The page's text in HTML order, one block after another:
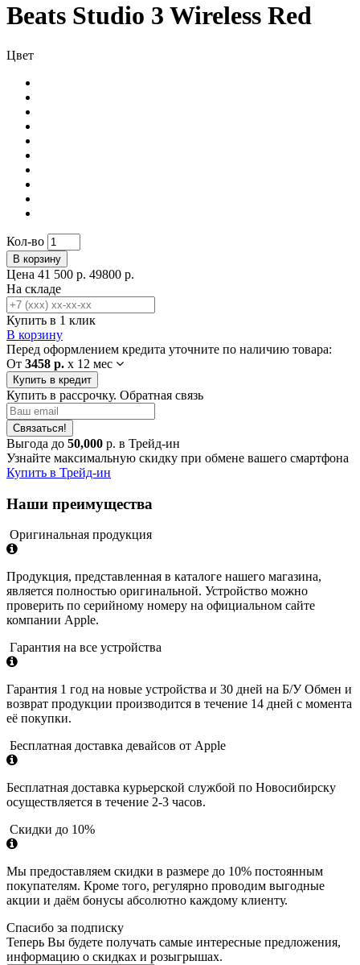
Beats Studio 3 Wireless Red
Цвет
Кол-во
В корзину
Цена 41 500 р. 49800 р.
На складе
Купить в 1 клик
В корзину
Перед оформлением кредита уточните по наличию товара:
От 3458 р. x 12 мес
Купить в кредит
Купить в рассрочку. Обратная связь
Связаться!
Выгода до 50,000 р. в Трейд-ин
Узнайте максимальную скидку при обмене вашего смартфона
Купить в Трейд-ин
Наши преимущества
Оригинальная продукция
Продукция, представленная в каталоге нашего магазина,
является полностью оригинальной. Устройство можно
проверить по серийному номеру на официальном сайте
компании Apple.
Гарантия на все устройства
Гарантия 1 год на новые устройства и 30 дней на Б/У Обмен и
возврат продукции производится в течение 14 дней с момента
её покупки.
Бесплатная доставка девайсов от Apple
Бесплатная доставка курьерской службой по Новосибирску
осуществляется в течение 2-3 часов.
Скидки до 10%
Мы предоставляем скидки в размере до 10% постоянным
покупателям. Кроме того, регулярно проводим выгодные
акции и даём бонусы абсолютно каждому клиенту.
Спасибо за подписку
Теперь Вы будете получать самые интересные предложения,
информацию о скидках и розыгрышах.